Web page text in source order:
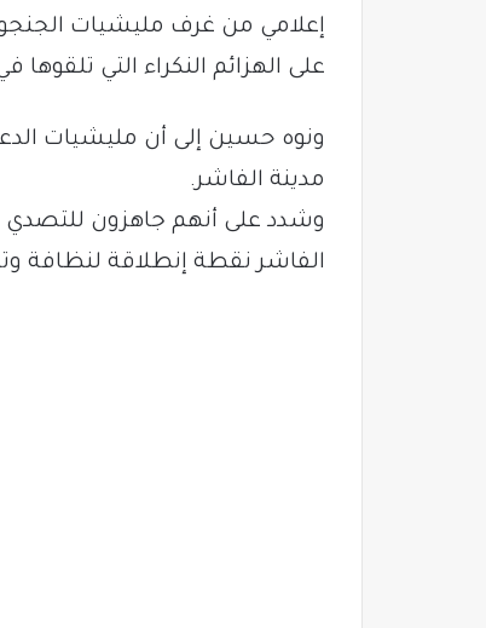
إعلامي من غرف مليشيات
على الهزائم النكراء التي تلقوها
ونوه حسين إلى أن مليشيات
مدينة الفاشر.
وشدد على أنهم جاهزون
الفاشر نقطة إنطلاقة لنظافة